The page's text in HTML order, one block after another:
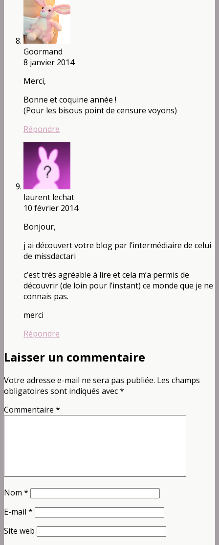
Goormand
8 janvier 2014
Merci,
Bonne et coquine année !
(Pour les bisous point de censure voyons)
Répondre
laurent lechat
10 février 2014
Bonjour,
j ai découvert votre blog par l’intermédiaire de celui
de missdactari
c’est très agréable à lire et cela m’a permis de
découvrir (de loin pour l’instant) ce monde que je ne
connais pas.
merci
Répondre
Laisser un commentaire
Votre adresse e-mail ne sera pas publiée. Les champs
obligatoires sont indiqués avec*
Commentaire *
Nom *
E-mail *
Site web